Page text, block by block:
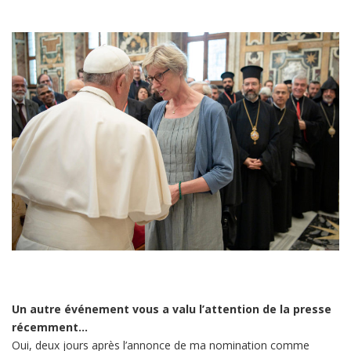
Un autre événement vous a valu l’attention de la presse
récemment…
Oui, deux jours après l’annonce de ma nomination comme